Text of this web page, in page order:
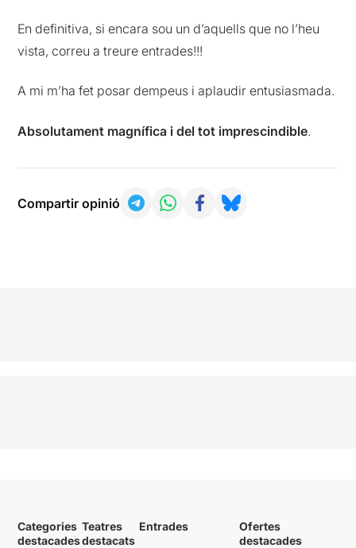
En definitiva, si encara sou un d’aquells que no l’heu
vista, correu a treure entrades!!!
A mi m’ha fet posar dempeus i aplaudir entusiasmada.
Absolutament magnífica i del tot imprescindible.
Compartir opinió
Categories
destacades
Teatres
destacats
Entrades
Ofertes
destacades